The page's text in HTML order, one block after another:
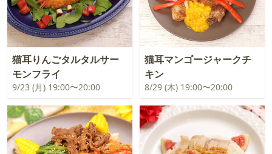
猫耳りんごタルタルサー
モンフライ
9/23 (月) 19:00〜20:00
猫耳マンゴージャークチ
キン
8/29 (木) 19:00〜20:00